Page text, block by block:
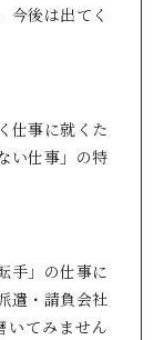
今後は出てく
仕事に就くた
い仕事」の特
手」の仕事に
遣・請負会社
いてみません